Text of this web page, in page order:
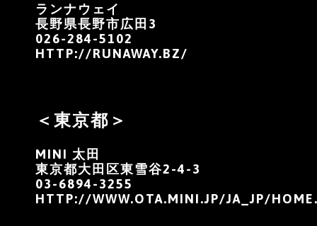
ランナウェイ
長野県長野市広田3
026-284-5102
HTTP://RUNAWAY.BZ/
＜東京都＞
MINI 太田
東京都大田区東雪谷2-4-3
03-6894-3255
HTTP://WWW.OTA.MINI.JP/JA_JP/